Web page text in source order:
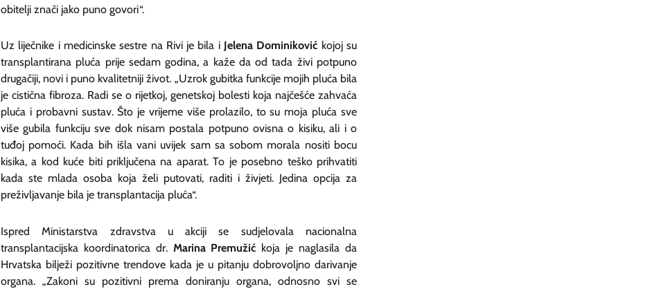
obitelji znači jako puno govori“.
Uz liječnike i medicinske sestre na Rivi je bila i Jelena Dominiković kojoj su
transplantirana pluća prije sedam godina, a kaže da od tada živi potpuno
drugačiji, novi i puno kvalitetniji život. „Uzrok gubitka funkcije mojih pluća bila
je cistična fibroza. Radi se o rijetkoj, genetskoj bolesti koja najčešće zahvaća
pluća i probavni sustav. Što je vrijeme više prolazilo, to su moja pluća sve
više gubila funkciju sve dok nisam postala potpuno ovisna o kisiku, ali i o
tuđoj pomoći. Kada bih išla vani uvijek sam sa sobom morala nositi bocu
kisika, a kod kuće biti priključena na aparat. To je posebno teško prihvatiti
kada ste mlada osoba koja želi putovati, raditi i živjeti. Jedina opcija za
preživljavanje bila je transplantacija pluća“.
Ispred Ministarstva zdravstva u akciji se sudjelovala nacionalna
transplantacijska koordinatorica dr. Marina Premužić koja je naglasila da
Hrvatska bilježi pozitivne trendove kada je u pitanju dobrovoljno darivanje
organa. „Zakoni su pozitivni prema doniranju organa, odnosno svi se